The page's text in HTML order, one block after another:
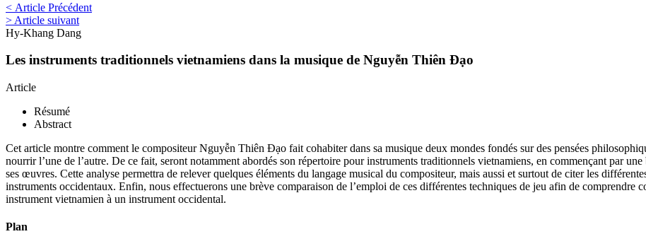
< Article Précédent
> Article suivant
Hy-Khang Dang
Les instruments traditionnels vietnamiens dans la musique de Nguyễn Thiên Đạo
Article
Résumé
Abstract
Cet article montre comment le compositeur Nguyễn Thiên Đạo fait cohabiter dans sa musique deux mondes fondés sur des pensées
nourrir l’une de l’autre. De ce fait, seront notamment abordés son répertoire pour instruments traditionnels vietnamiens, en commençant par
ses œuvres. Cette analyse permettra de relever quelques éléments du langage musical du compositeur, mais aussi et surtout de citer les
instruments occidentaux. Enfin, nous effectuerons une brève comparaison de l’emploi de ces différentes techniques de jeu afin de comprendre
instrument vietnamien à un instrument occidental.
Plan